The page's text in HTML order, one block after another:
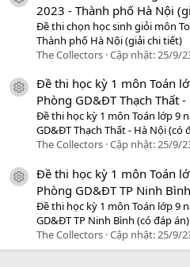
2023 - Thành phố Hà Nội
Đề thi chọn học sinh giỏi môn
Thành phố Hà Nội (giải chi tiết)
The Collectors Cập nhật:25/9/
icon tài liệu
Đề thi học kỳ 1 môn Toán
Phòng GD&ĐT Thạch Thất
Đề thi học kỳ 1 môn Toán lớp 9
GD&ĐT Thạch Thất - Hà Nội (có
The Collectors Cập nhật:25/9/
icon tài liệu
Đề thi học kỳ 1 môn Toán
Phòng GD&ĐT TP Ninh
Đề thi học kỳ 1 môn Toán lớp 9
GD&ĐT TP Ninh Bình (có đáp án)
The Collectors Cập nhật: 25/9/